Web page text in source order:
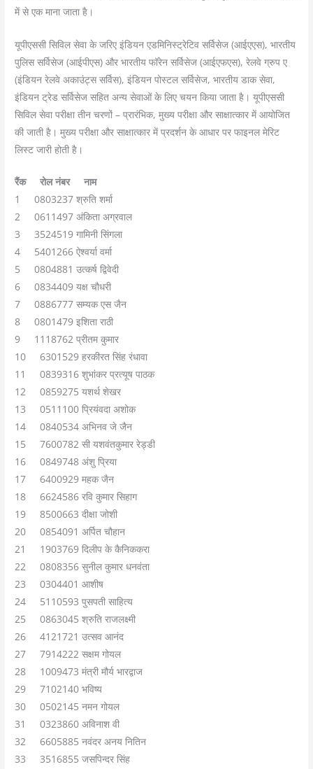
में से एक माना जाता है।
यूपीएससी सिविल सेवा के जरिए इंडियन एडमिनिस्ट्रेटिव सर्विसेज (आईएएस), भारतीय
पुलिस सर्विसेज (आईपीएस) और भारतीय फॉरेन सर्विसेज (आईएफएस), रेलवे ग्रुप ए
(इंडियन रेलवे अकाउंट्स सर्विस), इंडियन पोस्टल सर्विसेज, भारतीय डाक सेवा,
इंडियन ट्रेड सर्विसेज सहित अन्य सेवाओं के लिए चयन किया जाता है। यूपीएससी
सिविल सेवा परीक्षा तीन चरणों – प्रारंभिक, मुख्य परीक्षा और साक्षात्कार में आयोजित
की जाती है। मुख्य परीक्षा और साक्षात्कार में प्रदर्शन के आधार पर फाइनल मेरिट
लिस्ट जारी होती है।
रैंक रोल नंबर नाम
1 0803237 श्रुति शर्मा
2 0611497 अंकिता अग्रवाल
3 3524519 गामिनी सिंगला
4 5401266 ऐश्वर्या वर्मा
5 0804881 उत्कर्ष द्विवेदी
6 0834409 यक्ष चौधरी
7 0886777 सम्यक एस जैन
8 0801479 इशिता राठी
9 1118762 प्रीतम कुमार
10 6301529 हरकीरत सिंह रंधावा
11 0839316 शुभांकर प्रत्यूष पाठक
12 0859275 यशर्थ शेखर
13 0511100 प्रियंवदा अशोक
14 0840534 अभिनव जे जैन
15 7600782 सी यशवंतकुमार रेड्डी
16 0849748 अंशु प्रिया
17 6400929 महक जैन
18 6624586 रवि कुमार सिहाग
19 8500663 दीक्षा जोशी
20 0854091 अर्पित चौहान
21 1903769 दिलीप के कैनिककरा
22 0808356 सुनील कुमार धनवंता
23 0304401 आशीष
24 5110593 पुसपती साहित्य
25 0863045 श्रुति राजलक्ष्मी
26 4121721 उत्सव आनंद
27 7914222 सक्षम गोयल
28 1009473 मंत्री मौर्य भारद्वाज
29 7102140 भविष्य
30 0502145 नमन गोयल
31 0323860 अविनाश वी
32 6605885 नवंदर अनय नितिन
33 3516855 जसपिन्दर सिंह